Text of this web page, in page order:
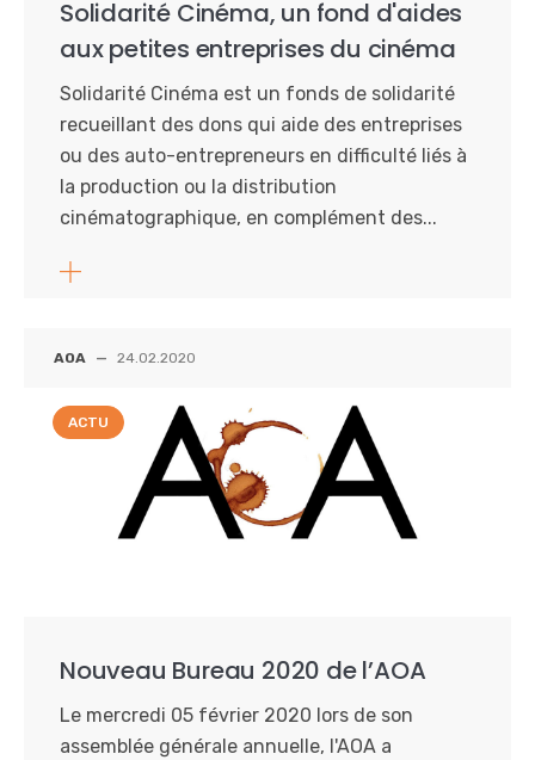
Solidarité Cinéma, un fond d'aides
aux petites entreprises du cinéma
Solidarité Cinéma est un fonds de solidarité
recueillant des dons qui aide des entreprises
ou des auto-entrepreneurs en difficulté liés à
la production ou la distribution
cinématographique, en complément des...
AOA — 24.02.2020
ACTU
Nouveau Bureau 2020 de l’AOA
Le mercredi 05 février 2020 lors de son
assemblée générale annuelle, l'AOA a